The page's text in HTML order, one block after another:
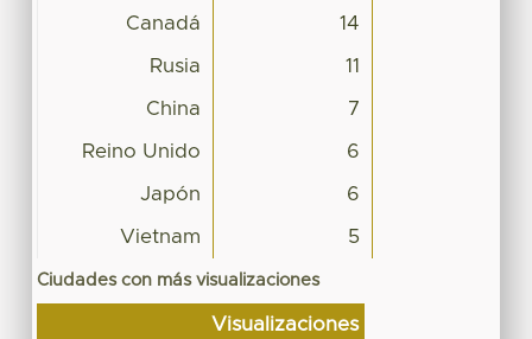
Canadá 14
Rusia 11
China 7
Reino Unido 6
Japón 6
Vietnam 5
Ciudades con más visualizaciones
Visualizaciones